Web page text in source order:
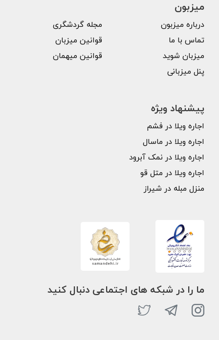
میزبون
درباره میزبون
تماس با ما
میزبان شوید
پنل میزبانی
مجله گردشگری
قوانین میزبان
قوانین میهمان
پیشنهاد ویژه
اجاره ویلا در فشم
اجاره ویلا در ماسال
اجاره ویلا در نمک آبرود
اجاره ویلا در متل قو
منزل مبله در شیراز
ما را در شبکه های اجتماعی دنبال کنید